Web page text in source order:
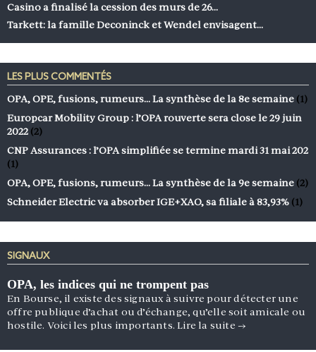
Casino a finalisé la cession des murs de 26…
Tarkett: la famille Deconinck et Wendel envisagent…
LES PLUS COMMENTÉS
OPA, OPE, fusions, rumeurs… La synthèse de la 8e semaine (1)
Europcar Mobility Group : l’OPA rouverte sera close le 29 juin
2022 (2)
CNP Assurances : l’OPA simplifiée se termine mardi 31 mai 202
(1)
OPA, OPE, fusions, rumeurs… La synthèse de la 9e semaine (2)
Schneider Electric va absorber IGE+XAO, sa filiale à 83,93% (1)
SIGNAUX
OPA, les indices qui ne trompent pas
En Bourse, il existe des signaux à suivre pour détecter une
offre publique d’achat ou d’échange, qu’elle soit amicale ou
hostile. Voici les plus importants.Lire la suite →